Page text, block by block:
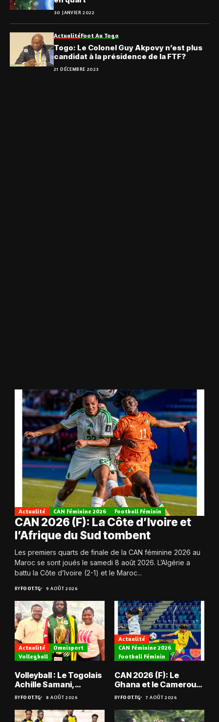
30 JANVIER 2022
ActualitéFoot Au Togo
Togo: Le Colonel Guy Akpovy n’est plus
candidat à la présidence de la FTF?
21 DÉCEMBRE 2023
Actualité CAN Féminine 2026 Football Féminin
CAN 2026 (F): La Côte d’Ivoire et
l’Afrique du Sud tombent
Les premiers quarts de finale de la CAN féminine 2026 au
Maroc se sont joués le samedi 8 août 2026. L’Algérie a
battu la Côte d’Ivoire (2-1) et le Maroc...
BYFOOT.TG 9 AOÛT 2026
Actualité
Omnisport
Volleyball
Volleyball : Le Togolais
Achille Samani,
champion du Bénin !
BYFOOT.TG 8 AOÛT 2026
Actualité
CAN Féminine 2026
Football Féminin
CAN 2026 (F): Le
Ghana et le Cameroun
en quarts
BYFOOT.TG 7 AOÛT 2026